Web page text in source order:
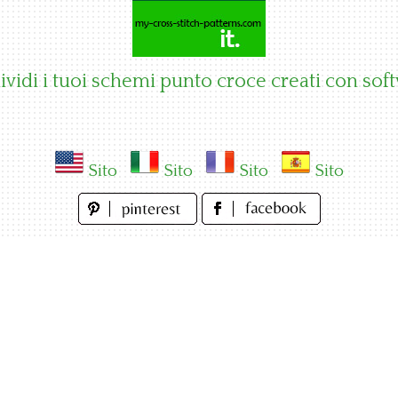
i tuoi schemi punto croce creati con
Sito Sito Sito Sito